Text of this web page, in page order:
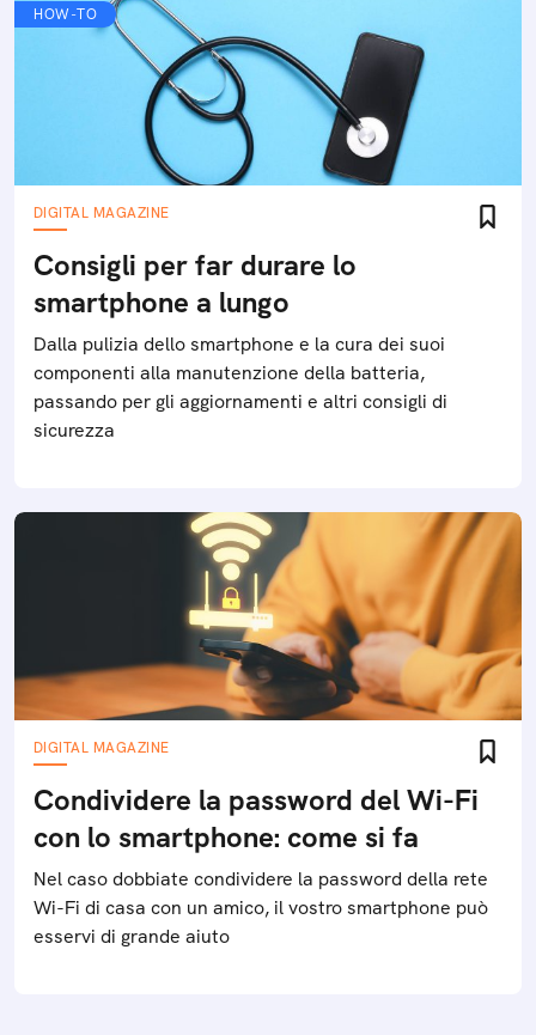
HOW-TO
DIGITAL MAGAZINE
Consigli per far durare lo
smartphone a lungo
Dalla pulizia dello smartphone e la cura dei suoi
componenti alla manutenzione della batteria,
passando per gli aggiornamenti e altri consigli di
sicurezza
DIGITAL MAGAZINE
Condividere la password del Wi-Fi
con lo smartphone: come si fa
Nel caso dobbiate condividere la password della rete
Wi-Fi di casa con un amico, il vostro smartphone può
esservi di grande aiuto